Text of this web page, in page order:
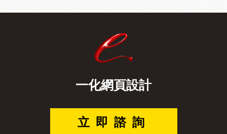
一化網頁設計
立即諮詢